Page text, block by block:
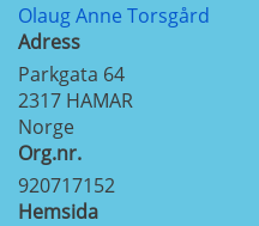
Olaug Anne Torsgård
Adress
Parkgata 64
2317 HAMAR
Norge
Org.nr.
920717152
Hemsida